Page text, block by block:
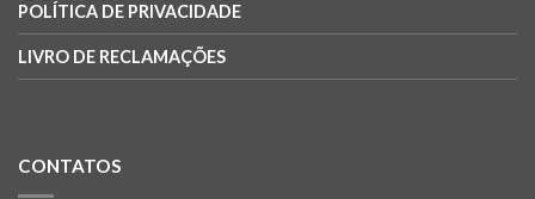
POLÍTICA DE PRIVACIDADE
LIVRO DE RECLAMAÇÕES
CONTATOS